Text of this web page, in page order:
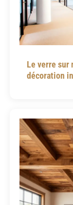
Le verre sur
décoration